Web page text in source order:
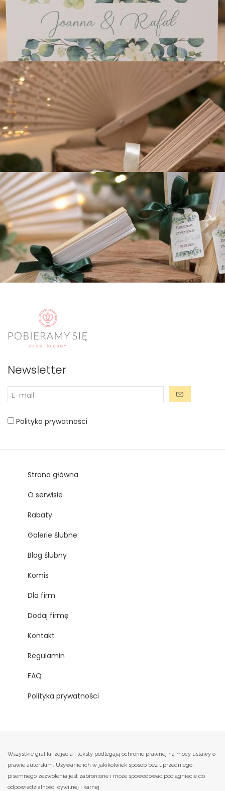
Newsletter
Polityka prywatności
Strona główna
O serwisie
Rabaty
Galerie ślubne
Blog ślubny
Komis
Dla firm
Dodaj firmę
Kontakt
Regulamin
FAQ
Polityka prywatności
Wszystkie grafiki, zdjęcia i teksty podlegają ochronie prawnej na mocy ustawy o
prawie autorskim. Używanie ich w jakikolwiek sposób bez uprzedniego,
pisemnego zezwolenia jest zabronione i może spowodować pociągnięcie do
odpowiedzialności cywilnej i karnej.